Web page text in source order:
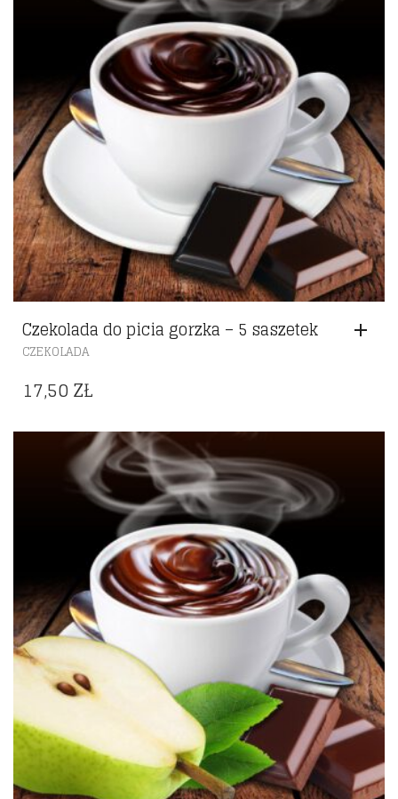
Czekolada do picia gorzka – 5 saszetek
CZEKOLADA
17,50ZŁ